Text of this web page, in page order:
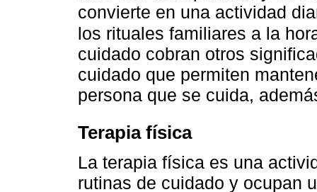
convierte en una actividad
los rituales familiares a la
cuidado cobran otros
cuidado que permiten
persona que se cuida,
Terapia física
La terapia física es una
rutinas de cuidado y ocupan